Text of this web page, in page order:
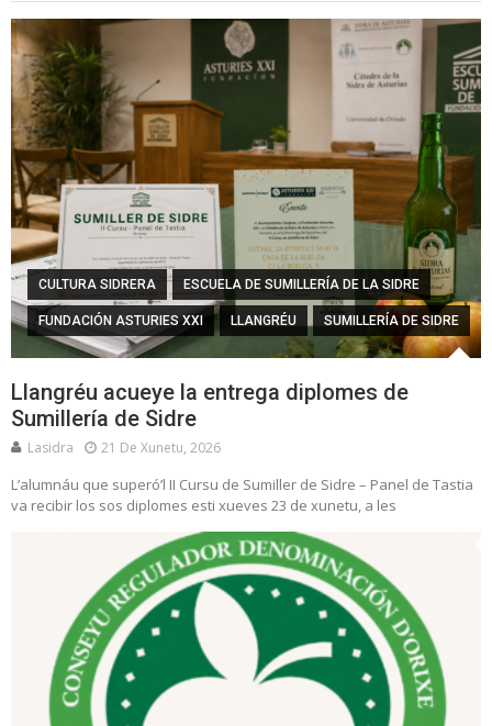
CULTURA SIDRERA ESCUELA DE SUMILLERÍA DE LA SIDRE
FUNDACIÓN ASTURIES XXI LLANGRÉU SUMILLERÍA DE SIDRE
Llangréu acueye la entrega diplomes de
Sumillería de Sidre
Lasidra 21 De Xunetu, 2026
L’alumnáu que superó’l II Cursu de Sumiller de Sidre – Panel de Tastia
va recibir los sos diplomes esti xueves 23 de xunetu, a les